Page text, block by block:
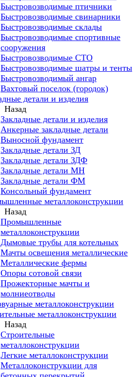
Быстровозводимые птичники
Быстровозводимые свинарники
Быстровозводимые склады
Быстровозводимые спортивные
сооружения
Быстровозводимые СТО
Быстровозводимые шатры и тенты
Быстровозводимый ангар
Вахтовый поселок (городок)
детали и изделия
Назад
Закладные детали и изделия
Анкерные закладные детали
Выносной фундамент
Закладные детали ЗД
Закладные детали ЗДФ
Закладные детали МН
Закладные детали ФМ
Консольный фундамент
металлоконструкции
Назад
Промышленные
металлоконструкции
Дымовые трубы для котельных
Мачты освещения металлические
Металлические фермы
Опоры сотовой связи
Прожекторные мачты и
молниеотводы
металлоконструкции
металлоконструкции
Назад
Строительные
металлоконструкции
Легкие металлоконструкции
Металлоконструкции для